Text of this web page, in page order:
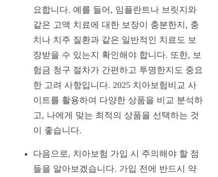
요합니다. 예를 들어, 임플란트나 브릿지와
같은 고액 치료에 대한 보장이 충분한지, 충
치나 치주 질환과 같은 일반적인 치료도 보
장받을 수 있는지 확인해야 합니다. 또한, 보
험금 청구 절차가 간편하고 투명한지도 중요
한 고려 사항입니다. 2025 치아보험비교 사
이트를 활용하여 다양한 상품을 비교 분석하
고, 나에게 맞는 최적의 상품을 선택하는 것
이 좋습니다.
다음으로, 치아보험 가입 시 주의해야 할 점
들을 알아보겠습니다. 가입 전에 반드시 약